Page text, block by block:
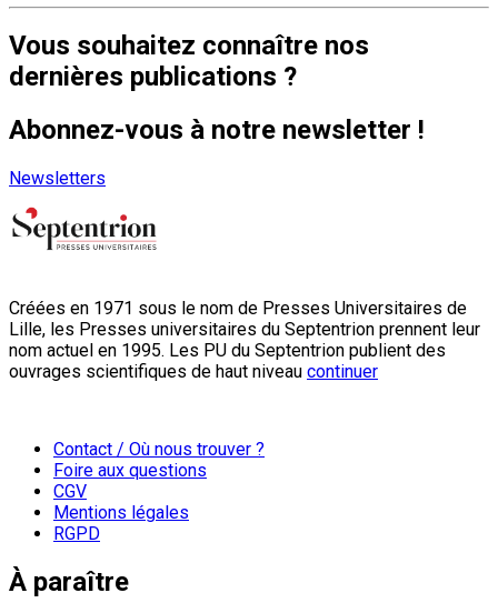
Vous souhaitez connaître nos
dernières publications ?
Abonnez-vous à notre newsletter !
Newsletters
Créées en 1971 sous le nom de Presses Universitaires de
Lille, les Presses universitaires du Septentrion prennent leur
nom actuel en 1995. Les PU du Septentrion publient des
ouvrages scientifiques de haut niveau continuer
Contact / Où nous trouver ?
Foire aux questions
CGV
Mentions légales
RGPD
À paraître